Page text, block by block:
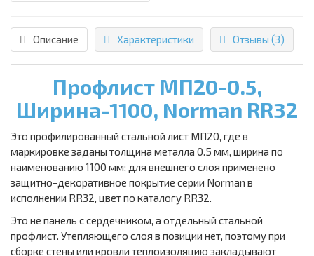
Описание Характеристики Отзывы (3)
Профлист МП20-0.5,
Ширина-1100, Norman RR32
Это профилированный стальной лист МП20, где в
маркировке заданы толщина металла 0.5 мм, ширина по
наименованию 1100 мм; для внешнего слоя применено
защитно-декоративное покрытие серии Norman в
исполнении RR32, цвет по каталогу RR32.
Это не панель с сердечником, а отдельный стальной
профлист. Утепляющего слоя в позиции нет, поэтому при
сборке стены или кровли теплоизоляцию закладывают